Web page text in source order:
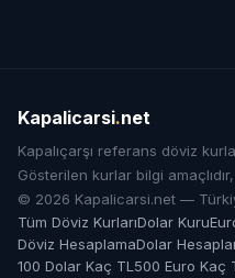
Kapalicarsi.net
Kapalıçarşı referans döviz
Gösterilen kurlar bilgi
© 2026 Kapalicarsi.net —
Tüm Döviz KurlarıDolar Kuru
Döviz HesaplamaDolar
100 Dolar Kaç TL 500 Euro Kaç